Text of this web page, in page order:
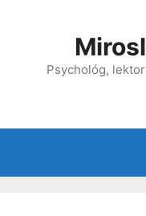
Psychológ,